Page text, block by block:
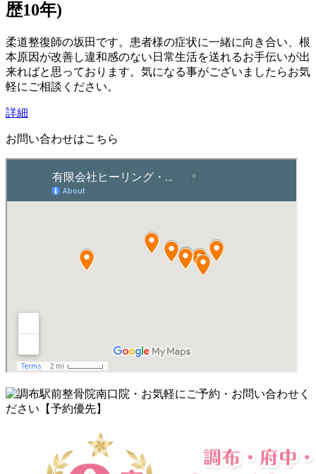
歴10年)
柔道整復師の坂田です。患者様の症状に一緒に向き合い、根
本原因が改善し違和感のない日常生活を送れるお手伝いが出
来ればと思っております。気になる事がございましたらお気
軽にご相談ください。
詳細
お問い合わせはこちら